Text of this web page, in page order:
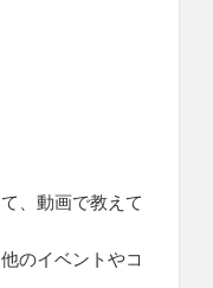
、動画で教えて
のイベントやコ